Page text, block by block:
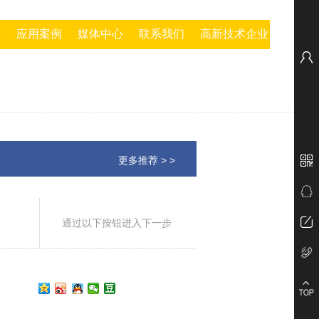
应用案例 媒体中心 联系我们 高新技术企业
更多推荐 > >
通过以下按钮进入下一步